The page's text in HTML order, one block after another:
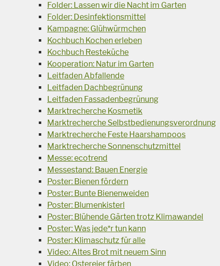
Folder: Lassen wir die Nacht im Garten
Folder: Desinfektionsmittel
Kampagne: Glühwürmchen
Kochbuch Kochen erleben
Kochbuch Resteküche
Kooperation: Natur im Garten
Leitfaden Abfallende
Leitfaden Dachbegrünung
Leitfaden Fassadenbegrünung
Marktrecherche Kosmetik
Marktrecherche Selbstbedienungsverordnung
Marktrecherche Feste Haarshampoos
Marktrecherche Sonnenschutzmittel
Messe: ecotrend
Messestand: Bauen Energie
Poster: Bienen fördern
Poster: Bunte Bienenweiden
Poster: Blumenkisterl
Poster: Blühende Gärten trotz Klimawandel
Poster: Was jede*r tun kann
Poster: Klimaschutz für alle
Video: Altes Brot mit neuem Sinn
Video: Ostereier färben